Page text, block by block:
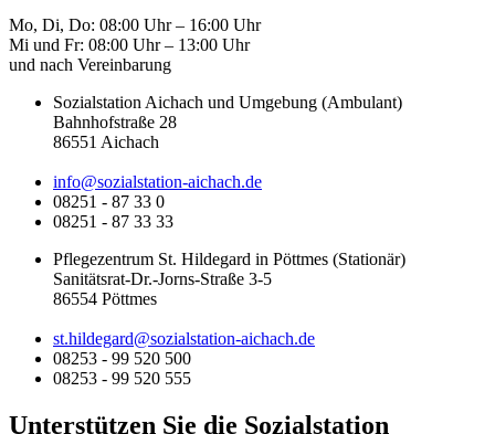
Mo, Di, Do: 08:00 Uhr – 16:00 Uhr
Mi und Fr: 08:00 Uhr – 13:00 Uhr
und nach Vereinbarung
Sozialstation Aichach und Umgebung (Ambulant)
Bahnhofstraße 28
86551 Aichach
info@sozialstation-aichach.de
08251 - 87 33 0
08251 - 87 33 33
Pflegezentrum St. Hildegard in Pöttmes (Stationär)
Sanitätsrat-Dr.-Jorns-Straße 3-5
86554 Pöttmes
st.hildegard@sozialstation-aichach.de
08253 - 99 520 500
08253 - 99 520 555
Unterstützen Sie die Sozialstation